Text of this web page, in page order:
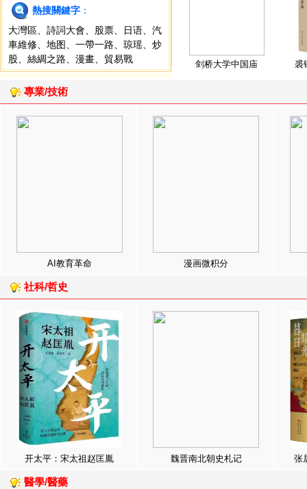
熱搜關鍵字 ：
大灣區
詩詞大會 股票 日语
汽
車維修
地图 一帶一路 琼瑶
炒
股
絲綢之路 漫畫 貿易戰 剑桥大学中国庙 裘
專業/技術
AI教育革命 漫画微积分
社科/哲史
开太平：宋太祖赵匡胤 魏晋南北朝史札记 张
醫學/醫藥